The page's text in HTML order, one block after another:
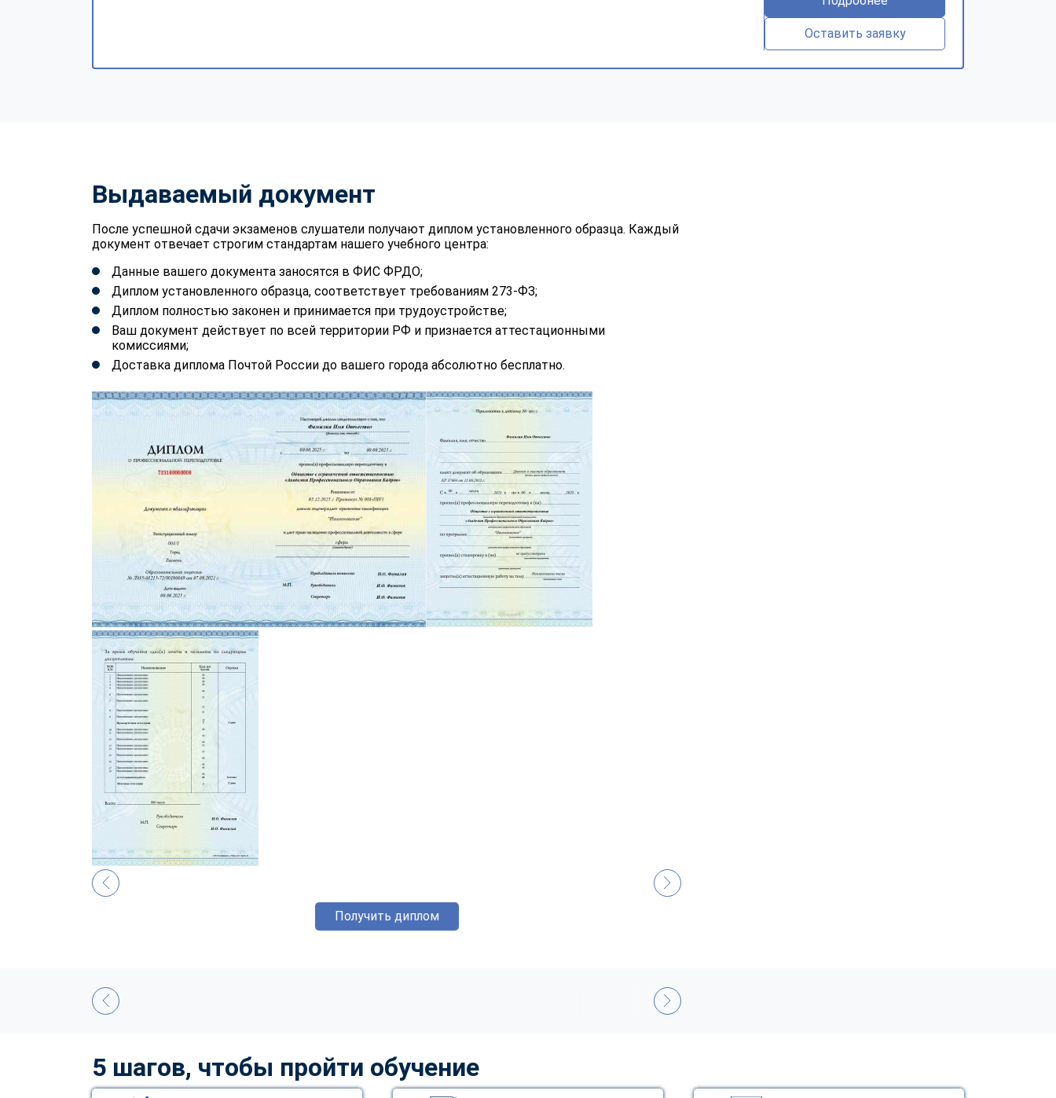
Оставить заявку
Выдаваемый документ
После успешной сдачи экзаменов слушатели получают диплом установленного образца. Каждый
документ отвечает строгим стандартам нашего учебного центра:
Данные вашего документа заносятся в ФИС ФРДО;
Диплом установленного образца, соответствует требованиям 273-ФЗ;
Диплом полностью законен и принимается при трудоустройстве;
Ваш документ действует по всей территории РФ и признается аттестационными
комиссиями;
Доставка диплома Почтой России до вашего города абсолютно бесплатно.
Получить диплом
5 шагов, чтобы пройти обучение